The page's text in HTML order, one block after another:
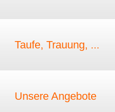
Taufe, Trauung, ...
Unsere Angebote